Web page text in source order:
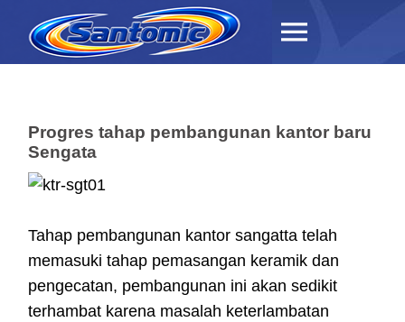
Progres tahap pembangunan kantor baru
Sengata
Tahap pembangunan kantor sangatta telah
memasuki tahap pemasangan keramik dan
pengecatan, pembangunan ini akan sedikit
terhambat karena masalah keterlambatan